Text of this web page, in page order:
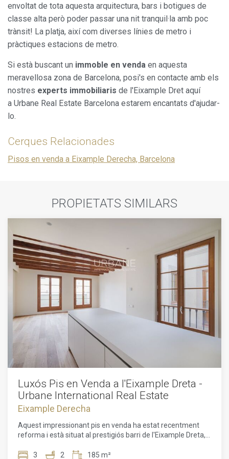
envoltat de tota aquesta arquitectura, bars i botigues de
classe alta però poder passar una nit tranquil·la amb poc
trànsit! La platja, així com diverses línies de metro i
pràctiques estacions de metro.
Si està buscant un immoble en venda en aquesta
meravellosa zona de Barcelona, posi's en contacte amb els
nostres experts immobiliaris de l'Eixample Dret aquí
a Urbane Real Estate Barcelona estarem encantats d'ajudar-
lo.
Cerques Relacionades
Pisos en venda a Eixample Derecha, Barcelona
PROPIETATS SIMILARS
Luxós Pis en Venda a l'Eixample Dreta -
Urbane International Real Estate
Eixample Derecha
Aquest impressionant pis en venda ha estat recentment
reforma i està situat al prestigiós barri de l'Eixample Dreta, a
Catalunya. Amb una ubicació privilegiada, aquesta propietat
3 2 185 m²